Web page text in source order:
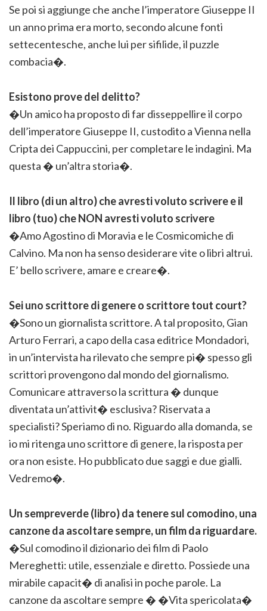
Se poi si aggiunge che anche l’imperatore Giuseppe II
un anno prima era morto, secondo alcune fonti
settecentesche, anche lui per sifilide, il puzzle
combacia�.
Esistono prove del delitto?
�Un amico ha proposto di far disseppellire il corpo
dell’imperatore Giuseppe II, custodito a Vienna nella
Cripta dei Cappuccini, per completare le indagini. Ma
questa � un’altra storia�.
Il libro (di un altro) che avresti voluto scrivere e il
libro (tuo) che NON avresti voluto scrivere
�Amo Agostino di Moravia e le Cosmicomiche di
Calvino. Ma non ha senso desiderare vite o libri altrui.
E’ bello scrivere, amare e creare�.
Sei uno scrittore di genere o scrittore tout court?
�Sono un giornalista scrittore. A tal proposito, Gian
Arturo Ferrari, a capo della casa editrice Mondadori,
in un’intervista ha rilevato che sempre pi� spesso gli
scrittori provengono dal mondo del giornalismo.
Comunicare attraverso la scrittura � dunque
diventata un’attivit� esclusiva? Riservata a
specialisti? Speriamo di no. Riguardo alla domanda, se
io mi ritenga uno scrittore di genere, la risposta per
ora non esiste. Ho pubblicato due saggi e due gialli.
Vedremo�.
Un sempreverde (libro) da tenere sul comodino, una
canzone da ascoltare sempre, un film da riguardare.
�Sul comodino il dizionario dei film di Paolo
Mereghetti: utile, essenziale e diretto. Possiede una
mirabile capacit� di analisi in poche parole. La
canzone da ascoltare sempre � �Vita spericolata�